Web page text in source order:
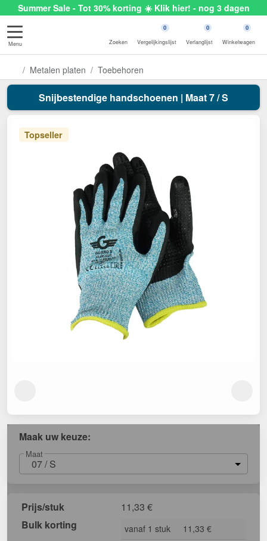
Summer Sale - Tot 30% korting ☀️ Klik hier! - nog 3 dagen
Menu Zoeken
0
Vergelijkingslijst
0
Verlanglijst
0
Winkelwagen
Metalen platen Toebehoren
Snijbestendige handschoenen | Maat 7 / S
Topseller
Maak uw keuze:
Maat
07 / S
Prijs/stuk 11,33 €
Bulk korting
vanaf 1 stuk
11,33 €